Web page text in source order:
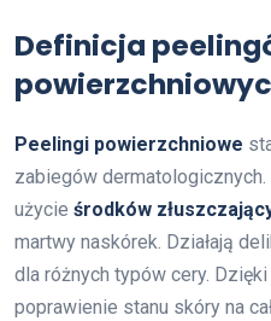
Definicja
Peelingi powierzchniowe
zabiegów
użycie środków
martwy naskórek. Działają
dla różnych typów cery.
poprawienie stanu skóry na